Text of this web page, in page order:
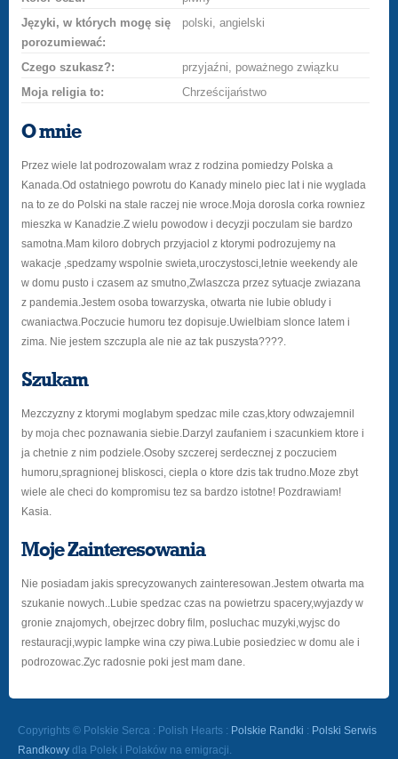
Języki, w których mogę się
porozumiewać:
polski, angielski
Czego szukasz?:
przyjaźni, poważnego związku
Moja religia to:
Chrześcijaństwo
O mnie
Przez wiele lat podrozowalam wraz z rodzina pomiedzy Polska a
Kanada.Od ostatniego powrotu do Kanady minelo piec lat i nie wyglada
na to ze do Polski na stale raczej nie wroce.Moja dorosla corka rowniez
mieszka w Kanadzie.Z wielu powodow i decyzji poczulam sie bardzo
samotna.Mam kiloro dobrych przyjaciol z ktorymi podrozujemy na
wakacje ,spedzamy wspolnie swieta,uroczystosci,letnie weekendy ale
w domu pusto i czasem az smutno,Zwlaszcza przez sytuacje zwiazana
z pandemia.Jestem osoba towarzyska, otwarta nie lubie obludy i
cwaniactwa.Poczucie humoru tez dopisuje.Uwielbiam slonce latem i
zima. Nie jestem szczupla ale nie az tak puszysta????.
Szukam
Mezczyzny z ktorymi moglabym spedzac mile czas,ktory odwzajemnil
by moja chec poznawania siebie.Darzyl zaufaniem i szacunkiem ktore i
ja chetnie z nim podziele.Osoby szczerej serdecznej z poczuciem
humoru,spragnionej bliskosci, ciepla o ktore dzis tak trudno.Moze zbyt
wiele ale checi do kompromisu tez sa bardzo istotne! Pozdrawiam!
Kasia.
Moje Zainteresowania
Nie posiadam jakis sprecyzowanych zainteresowan.Jestem otwarta ma
szukanie nowych..Lubie spedzac czas na powietrzu spacery,wyjazdy w
gronie znajomych, obejrzec dobry film, posluchac muzyki,wyjsc do
restauracji,wypic lampke wina czy piwa.Lubie posiedziec w domu ale i
podrozowac.Zyc radosnie poki jest mam dane.
Copyrights © Polskie Serca : Polish Hearts : Polskie Randki : Polski Serwis
Randkowy dla Polek i Polaków na emigracji.